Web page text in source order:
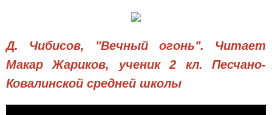
Д. Чибисов, "Вечный огонь". Читает
Макар Жариков, ученик 2 кл. Песчано-
Ковалинской средней школы